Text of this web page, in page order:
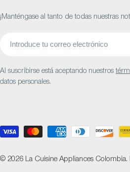
¡Manténgase al tanto de todas nuestras
Al suscribirse está aceptando nuestros
datos personales.
Métodos
pago
© 2026 La Cuisine Appliances Colombia.